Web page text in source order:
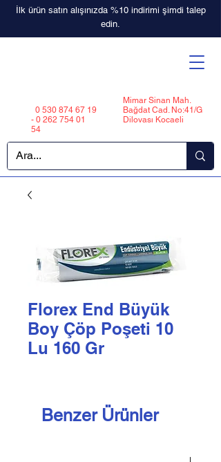
İlk ürün satın alışınızda %10 indirimi şimdi talep
edin.
0 530 874 67 19
- 0 262 754 01
54
Mimar Sinan Mah.
Bağdat Cad. No:41/G
Dilovası Kocaeli
Florex End Büyük
Boy Çöp Poşeti 10
Lu 160 Gr
Benzer Ürünler